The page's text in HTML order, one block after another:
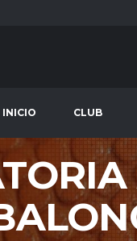
INICIO CLUB